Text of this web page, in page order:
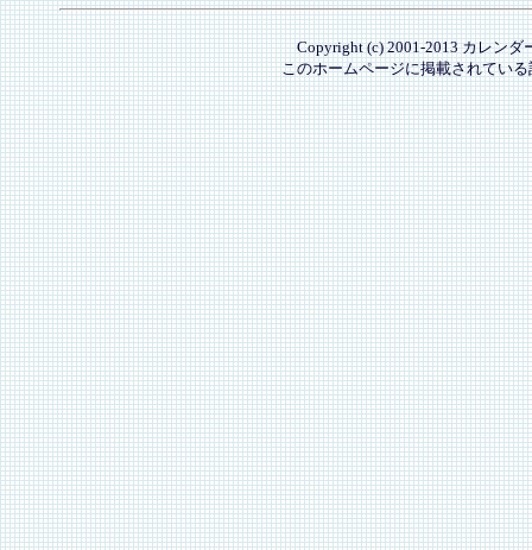
Copyright (c) 2001-2013 カレンダ
このホームページに掲載されてい